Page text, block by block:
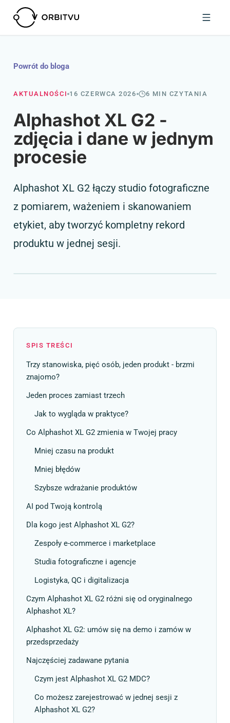
Powrót do bloga
AKTUALNOŚCI 16 CZERWCA 2026 6 MIN CZYTANIA
Alphashot XL G2 -
zdjęcia i dane w jednym
procesie
Alphashot XL G2 łączy studio fotograficzne
z pomiarem, ważeniem i skanowaniem
etykiet, aby tworzyć kompletny rekord
produktu w jednej sesji.
SPIS TREŚCI
Trzy stanowiska, pięć osób, jeden produkt - brzmi
znajomo?
Jeden proces zamiast trzech
Jak to wygląda w praktyce?
Co Alphashot XL G2 zmienia w Twojej pracy
Mniej czasu na produkt
Mniej błędów
Szybsze wdrażanie produktów
AI pod Twoją kontrolą
Dla kogo jest Alphashot XL G2?
Zespoły e-commerce i marketplace
Studia fotograficzne i agencje
Logistyka, QC i digitalizacja
Czym Alphashot XL G2 różni się od oryginalnego
Alphashot XL?
Alphashot XL G2: umów się na demo i zamów w
przedsprzedaży
Najczęściej zadawane pytania
Czym jest Alphashot XL G2 MDC?
Co możesz zarejestrować w jednej sesji z
Alphashot XL G2?